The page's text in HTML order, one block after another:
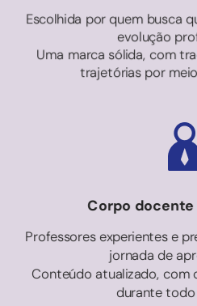
Escolhida por quem busca
evolução
Uma marca sólida, com
trajetórias por
Corpo
Professores experientes e
jornada de
Conteúdo atualizado, com
durante